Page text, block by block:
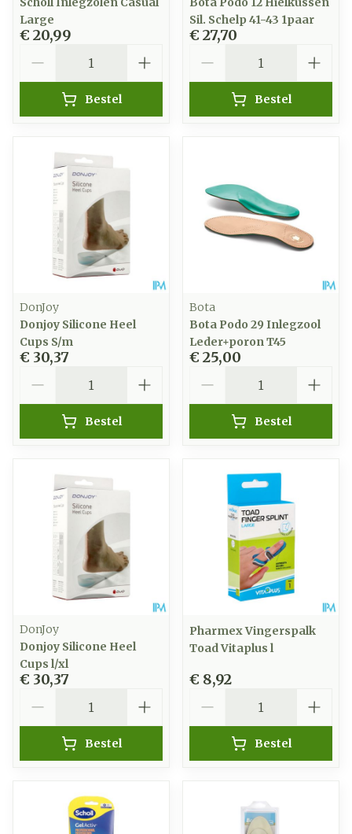
Large
€ 20,99
Bestel
Sil. Schelp 41-43 1paar
€ 27,70
Bestel
DonJoy
Donjoy Silicone Heel
Cups S/m
€ 30,37
Bestel
Bota
Bota Podo 29 Inlegzool
Leder+poron T45
€ 25,00
Bestel
DonJoy
Donjoy Silicone Heel
Cups l/xl
€ 30,37
Bestel
Pharmex Vingerspalk
Toad Vitaplus l
€ 8,92
Bestel